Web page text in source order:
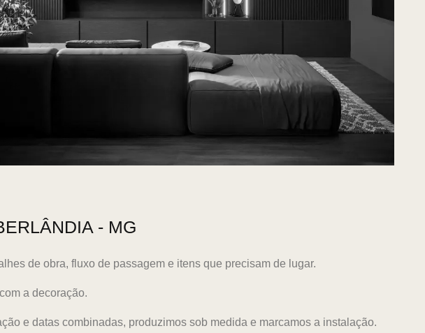
- MG
de obra, fluxo de passagem e itens que precisam de lugar.
a decoração.
e datas combinadas, produzimos sob medida e marcamos a instalação.